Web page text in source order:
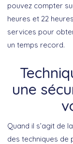
pouvez compter
heures et 22
services pour
un temps record.
une
Quand il s’agit de la
des techniques de